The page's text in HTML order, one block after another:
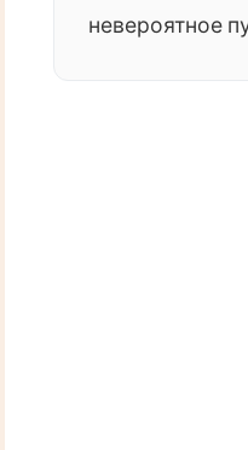
невероятное